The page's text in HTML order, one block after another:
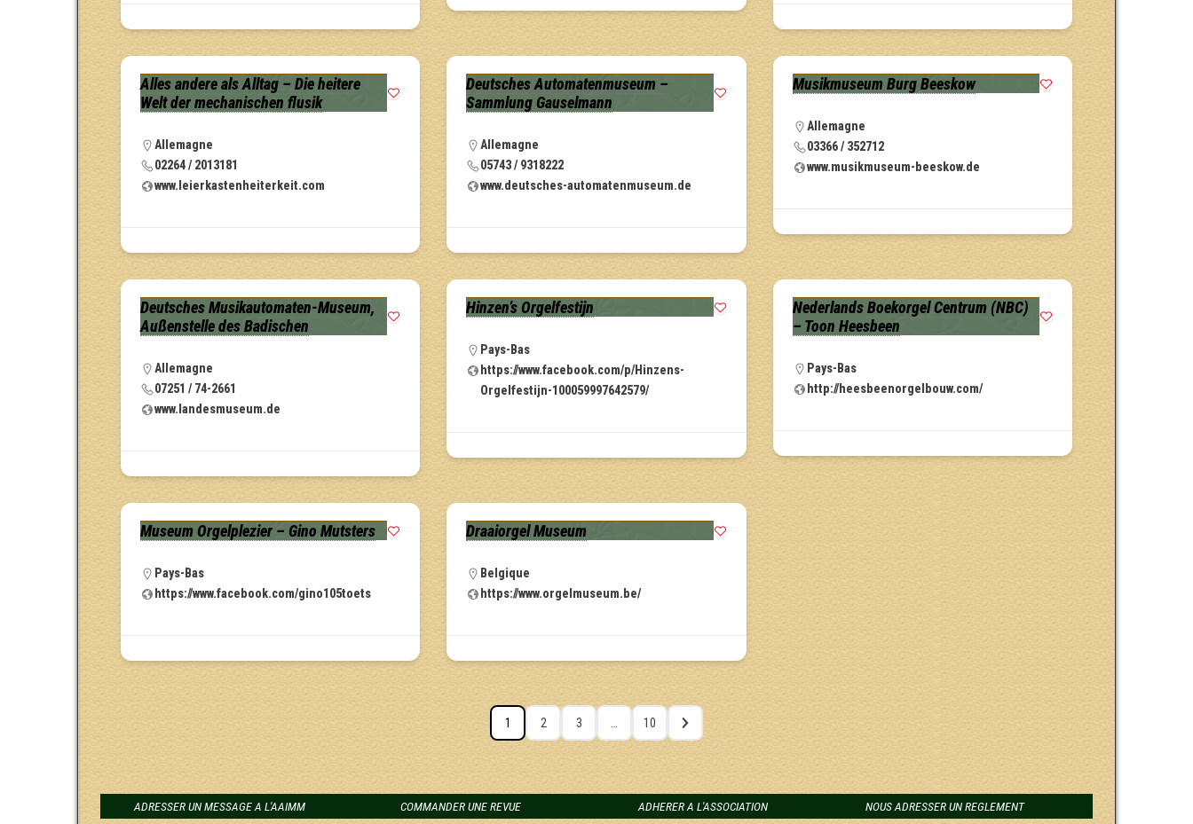
Alles andere als Alltag – Die heitere
Welt der mechanischen flusik
Allemagne
02264 / 2013181
www.leierkastenheiterkeit.com
Deutsches Automatenmuseum –
Sammlung Gauselmann
Allemagne
05743 / 9318222
www.deutsches-automatenmuseum.de
Musikmuseum Burg Beeskow
Allemagne
03366 / 352712
www.musikmuseum-beeskow.de
Deutsches Musikautomaten-Museum,
Außenstelle des Badischen
Allemagne
07251 / 74-2661
www.landesmuseum.de
Hinzen’s Orgelfestijn
Pays-Bas
https://www.facebook.com/p/Hinzens-
Orgelfestijn-100059997642579/
Nederlands Boekorgel Centrum (NBC)
– Toon Heesbeen
Pays-Bas
http://heesbeenorgelbouw.com/
Museum Orgelplezier – Gino Mutsters
Pays-Bas
https://www.facebook.com/gino105toets
Draaiorgel Museum
Belgique
https://www.orgelmuseum.be/
1 2 3 10
ADRESSER UN MESSAGE A L'AAIMM COMMANDER UNE REVUE ADHERER A L'ASSOCIATION NOUS ADRESSER UN REGLEMENT